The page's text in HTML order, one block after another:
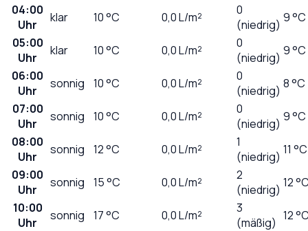
04:00
Uhr
klar 10°C 0,0L/m²
0
(niedrig) 9 °C
05:00
Uhr
klar 10°C 0,0L/m²
0
(niedrig) 9 °C
06:00
Uhr
sonnig 10°C 0,0L/m²
0
(niedrig) 8 °C
07:00
Uhr
sonnig 10°C 0,0L/m²
0
(niedrig) 9 °C
08:00
Uhr
sonnig 12°C 0,0L/m²
1
(niedrig) 11 °C
09:00
Uhr
sonnig 15°C 0,0L/m²
2
(niedrig) 12
10:00
Uhr
sonnig 17°C 0,0L/m²
3
(mäßig) 12